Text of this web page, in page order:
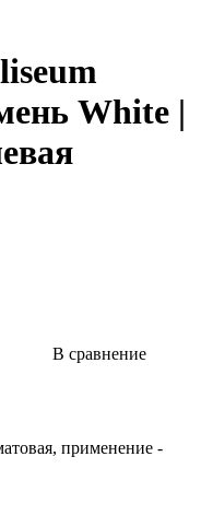
White |
В сравнение
применение -